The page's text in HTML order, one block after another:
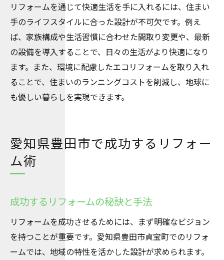
リフォームを通じて快適生活を手に入れるには、住まい
手のライフスタイルに合った設計が不可欠です。例え
ば、家族構成や生活習慣に合わせた間取り変更や、最新
の設備を導入することで、日々の生活がより快適になり
ます。また、環境に配慮したエコリフォームを取り入れ
ることで、住まいのランニングコストを削減し、地球に
も優しい暮らしを実現できます。
愛知県豊田市で成功するリフォー
ム術
成功するリフォームの秘訣と手法
リフォームを成功させるためには、まず明確なビジョン
を持つことが重要です。愛知県豊田市貞宝町でのリフォ
ームでは、地域の特性を活かした設計が求められます。